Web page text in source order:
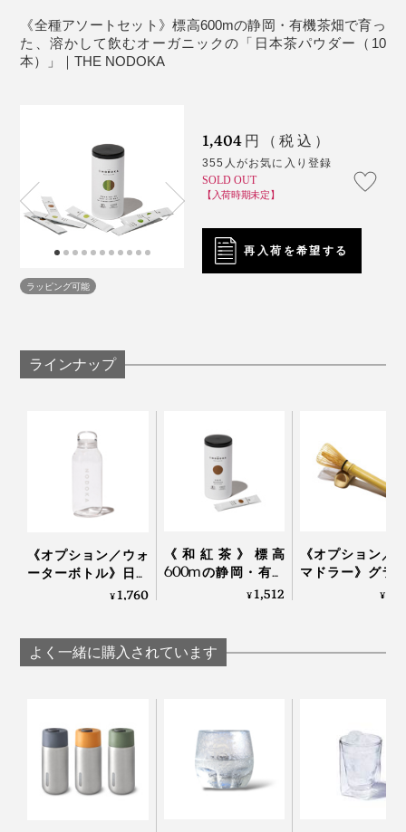
飲みたい分だけグラスに注いで、急須のようにも使えま
す。
はじめは少しの水またはお湯で日本茶パウダーをよく混
ぜて溶かしてあげると、ダマになりにくいです。
写真は旧パッケージです
別売りの「
」なら軸（柄）が長いから、グ
ラスやマグカップで抹茶をたてるようにしっかり混ぜら
「晩酌は焼酎派」の方に、ぜひとも飲んでいただきたい
のが、焼酎の煎茶割り。茶の香りと濃厚なうまみが広が
って、これは絶品！
あらかじめクリアボトル
目もすぐ飲めます。
国産有機玄米と一番茶をブレンドしてパウダーに。茶葉
と玄米の香ばしさが口の中に広がり、鼻から抜ける香り
の余韻も素晴らしい。食事との相性が抜群によく、海外
日本で慣れ親しんだ日本茶とは、まったく異なる味。調
は、なんだかもどかしい。
おまけに海外では、日本茶がスーパーフードとして注目
を集めていたのです。
洪氏はすぐに日本に帰り、その原因や茶農家の実態を探
り、“ホンモノの日本茶”を探す旅をはじめました。
《全種アソートセット》標高600mの静岡・有機茶畑で育っ
た、溶かして飲むオーガニックの「日本茶パウダー（10
本）」｜THE NODOKA
ラッピング可能
1,404 円（税込）
355人がお気に入り登録
SOLD OUT
【入荷時期未定】
再入荷を希望する
ラインナップ
《オプション／ウォ
ーターボトル》日本
茶パウダーと水を入
度の
「NODOKA×KINTO
¥1,760
《和紅茶》標高
600mの静岡・有機
茶畑で育った、溶か
（10本入り）」｜
THE NODOKA
¥1,512
《オプション／
マドラー》グラ
マグカップで、
¥
よく一緒に購入されています